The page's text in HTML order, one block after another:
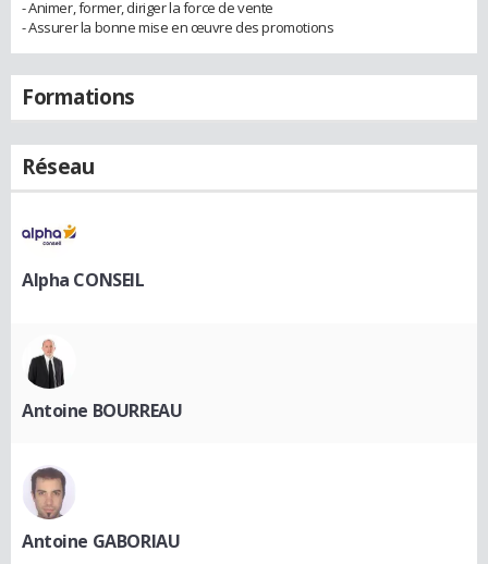
- Animer, former, diriger la force de vente
- Assurer la bonne mise en œuvre des promotions
Formations
Réseau
Alpha CONSEIL
Antoine BOURREAU
Antoine GABORIAU